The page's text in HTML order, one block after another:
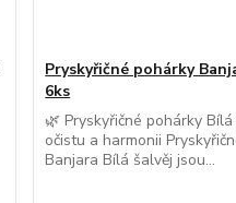
Pryskyřičné pohárky
6ks
🌿 Pryskyřičné pohárky
očistu a harmonii
Banjara Bílá šalvěj jsou...